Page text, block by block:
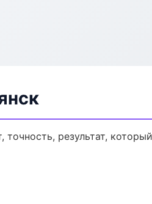
результат,